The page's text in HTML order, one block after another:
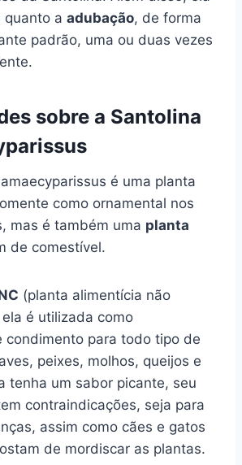
quanto a adubação, de forma
padrão, uma ou duas vezes
sobre a Santolina
é uma planta
como ornamental nos
mas é também uma planta
de comestível.
(planta alimentícia não
é utilizada como
condimento para todo tipo de
peixes, molhos, queijos e
tenha um sabor picante, seu
contraindicações, seja para
assim como cães e gatos
de mordiscar as plantas.